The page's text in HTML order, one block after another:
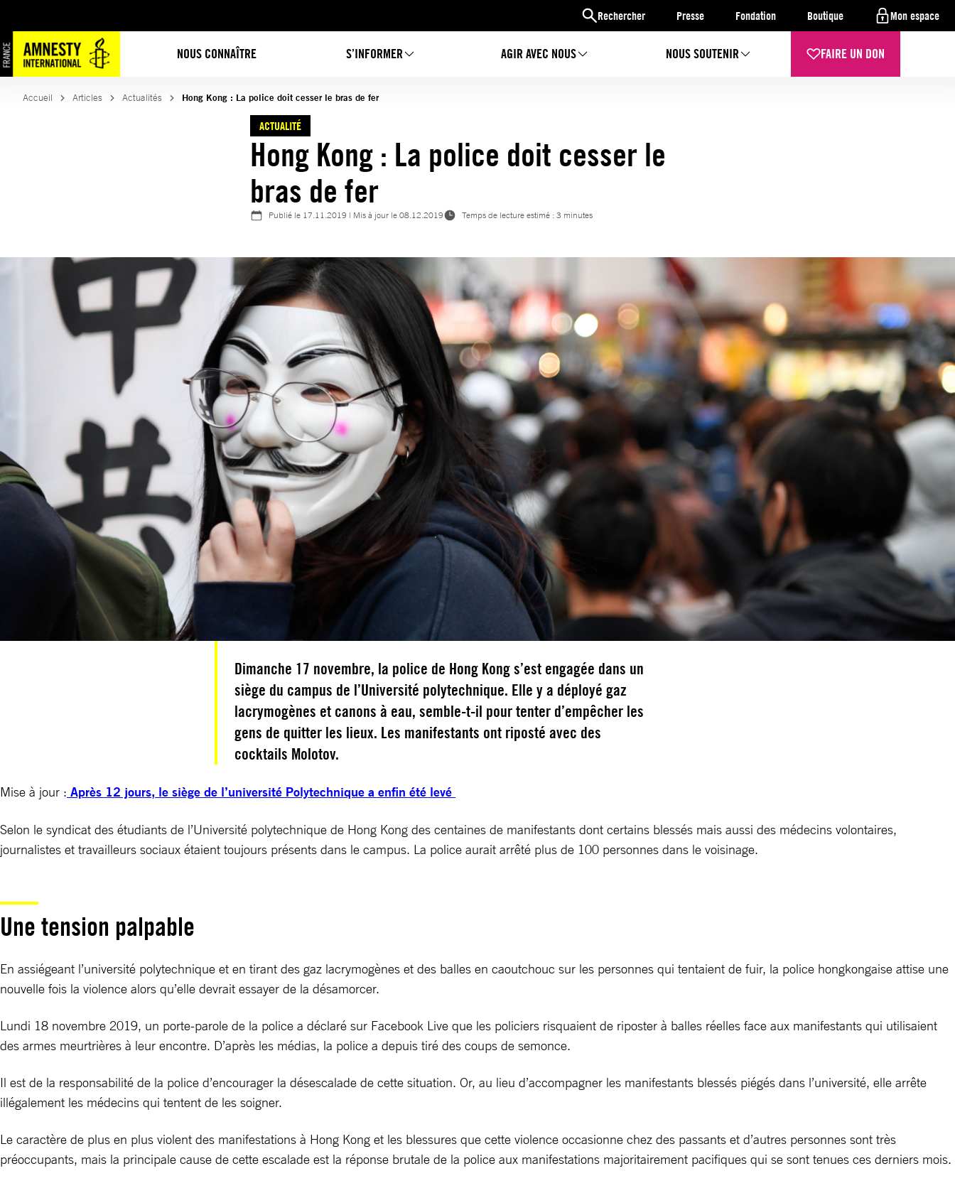
Rechercher Presse Fondation Boutique Mon espace
NOUS CONNAÎTRE S’INFORMER AGIR AVEC NOUS NOUS SOUTENIR FAIRE UN DON
au
contenu
Accueil Articles Actualités Hong Kong : La police doit cesser le bras de fer
ACTUALITÉ
Hong Kong : La police doit cesser le
bras de fer
Publié le 17.11.2019 | Mis à jour le08.12.2019 Temps de lecture estimé : 3 minutes
Dimanche 17 novembre, la police de Hong Kong s’est engagée dans un
siège du campus de l’Université polytechnique. Elle y a déployé gaz
lacrymogènes et canons à eau, semble-t-il pour tenter d’empêcher les
gens de quitter les lieux. Les manifestants ont riposté avec des
cocktails Molotov.
Mise à jour : Après 12 jours, le siège de l’université Polytechnique a enfin été levé
Selon le syndicat des étudiants de l’Université polytechnique de Hong Kong des centaines de manifestants dont certains blessés mais aussi des médecins volontaires,
journalistes et travailleurs sociaux étaient toujours présents dans le campus. La police aurait arrêté plus de 100 personnes dans le voisinage.
Une tension palpable
En assiégeant l’université polytechnique et en tirant des gaz lacrymogènes et des balles en caoutchouc sur les personnes qui tentaient de fuir, la police hongkongaise attise une
nouvelle fois la violence alors qu’elle devrait essayer de la désamorcer.
Lundi 18 novembre 2019, un porte-parole de la police a déclaré sur Facebook Live que les policiers risquaient de riposter à balles réelles face aux manifestants qui utilisaient
des armes meurtrières à leur encontre. D’après les médias, la police a depuis tiré des coups de semonce.
Il est de la responsabilité de la police d’encourager la désescalade de cette situation. Or, au lieu d’accompagner les manifestants blessés piégés dans l’université, elle arrête
illégalement les médecins qui tentent de les soigner.
Le caractère de plus en plus violent des manifestations à Hong Kong et les blessures que cette violence occasionne chez des passants et d’autres personnes sont très
préoccupants, mais la principale cause de cette escalade est la réponse brutale de la police aux manifestations majoritairement pacifiques qui se sont tenues ces derniers mois.